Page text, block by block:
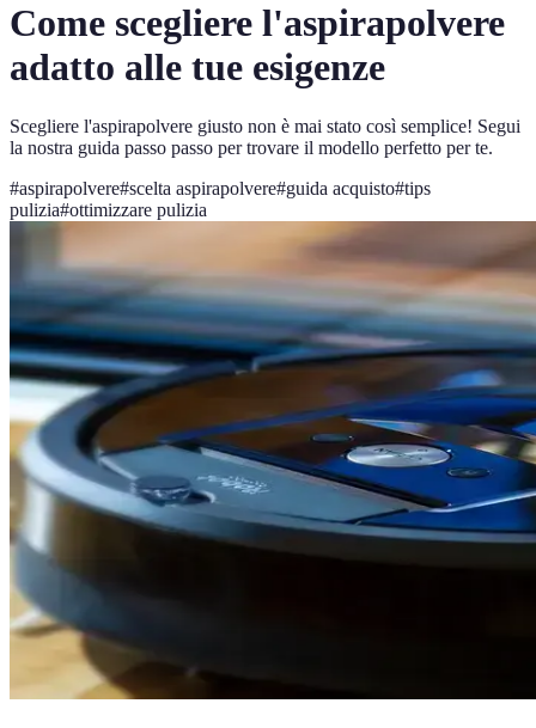
Come scegliere l'aspirapolvere
adatto alle tue esigenze
Scegliere l'aspirapolvere giusto non è mai stato così semplice! Segui
la nostra guida passo passo per trovare il modello perfetto per te.
#aspirapolvere#scelta aspirapolvere#guida acquisto#tips
pulizia#ottimizzare pulizia